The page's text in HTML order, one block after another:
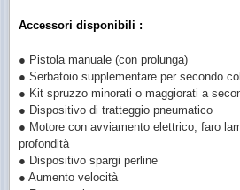
Accessori disponibili :
● Pistola manuale (con prolunga)
● Serbatoio supplementare per secondo
● Kit spruzzo minorati o maggiorati a
● Dispositivo di tratteggio pneumatico
● Motore con avviamento elettrico, faro
profondità
● Dispositivo spargi perline
● Aumento velocità